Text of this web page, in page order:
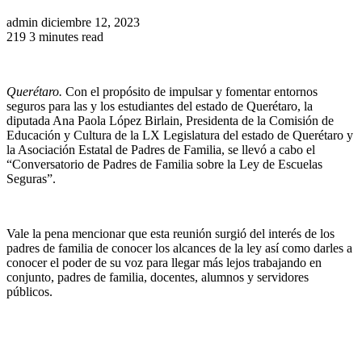
admin Send
an
diciembre 12, 2023
219 3 minutes read
Querétaro. Con el propósito de impulsar y fomentar entornos
seguros para las y los estudiantes del estado de Querétaro, la
diputada Ana Paola López Birlain, Presidenta de la Comisión de
Educación y Cultura de la LX Legislatura del estado de Querétaro y
la Asociación Estatal de Padres de Familia, se llevó a cabo el
“Conversatorio de Padres de Familia sobre la Ley de Escuelas
Seguras”.
Vale la pena mencionar que esta reunión surgió del interés de los
padres de familia de conocer los alcances de la ley así como darles a
conocer el poder de su voz para llegar más lejos trabajando en
conjunto, padres de familia, docentes, alumnos y servidores
públicos.